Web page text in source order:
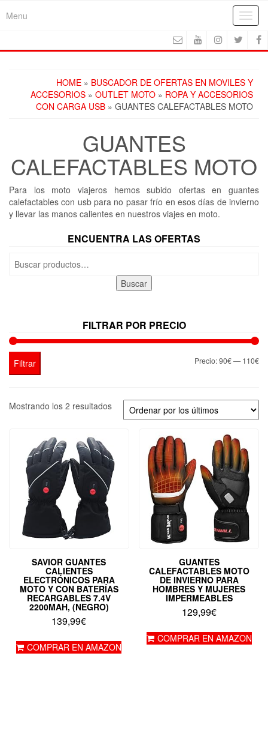
Menu
HOME » BUSCADOR DE OFERTAS EN MOVILES Y
ACCESORIOS » OUTLET MOTO » ROPA Y ACCESORIOS
CON CARGA USB » GUANTES CALEFACTABLES MOTO
GUANTES
CALEFACTABLES MOTO
Para los moto viajeros hemos subido ofertas en guantes
calefactables con usb para no pasar frío en esos días de invierno
y llevar las manos calientes en nuestros viajes en moto.
ENCUENTRA LAS OFERTAS
Buscar
por:
Buscar
FILTRAR POR PRECIO
Filtrar Precio:90€—110€
Mostrando los 2 resultadosOrdenado
por
SAVIOR GUANTES
CALIENTES
ELECTRÓNICOS PARA
MOTO Y CON BATERÍAS
RECARGABLES 7.4V
2200MAH, (NEGRO)
139,99€
COMPRAR EN AMAZON
GUANTES
CALEFACTABLES MOTO
DE INVIERNO PARA
HOMBRES Y MUJERES
IMPERMEABLES
129,99€
COMPRAR EN AMAZON